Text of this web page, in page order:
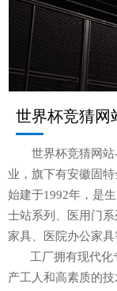
世界杯竞猜网
世界杯竞猜网站-
业，旗下有安徽固
始建于1992年，是
士站系列、医用门
家具、医院办公家具
工厂拥有现代化
产工人和高素质的